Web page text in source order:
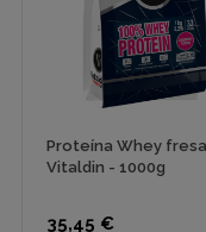
Proteína Whey
Vitaldin - 1000g
Precio
35,45 €